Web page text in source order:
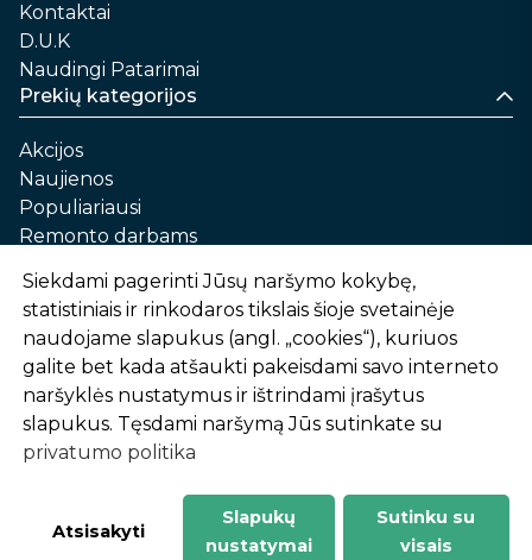
Kontaktai
D.U.K
Naudingi Patarimai
Prekių kategorijos
Akcijos
Naujienos
Populiariausi
Remonto darbams
Automobilių priežiūrai
Sodui ir daržui
Informacija
Apie mus
Prekių pirkimo – pardavimo taisyklės
Prekių pristatymas ir atsiėmimas
-
1
2
%
n
u
o
l
a
i
d
Siekdami pagerinti Jūsų naršymo kokybę,
statistiniais ir rinkodaros tikslais šioje svetainėje
naudojame slapukus (angl. „cookies“), kuriuos
galite bet kada atšaukti pakeisdami savo interneto
naršyklės nustatymus ir ištrindami įrašytus
slapukus. Tęsdami naršymą Jūs sutinkate su
privatumo politika
Atsisakyti
Slapukų
nustatymai
Sutinku su
visais